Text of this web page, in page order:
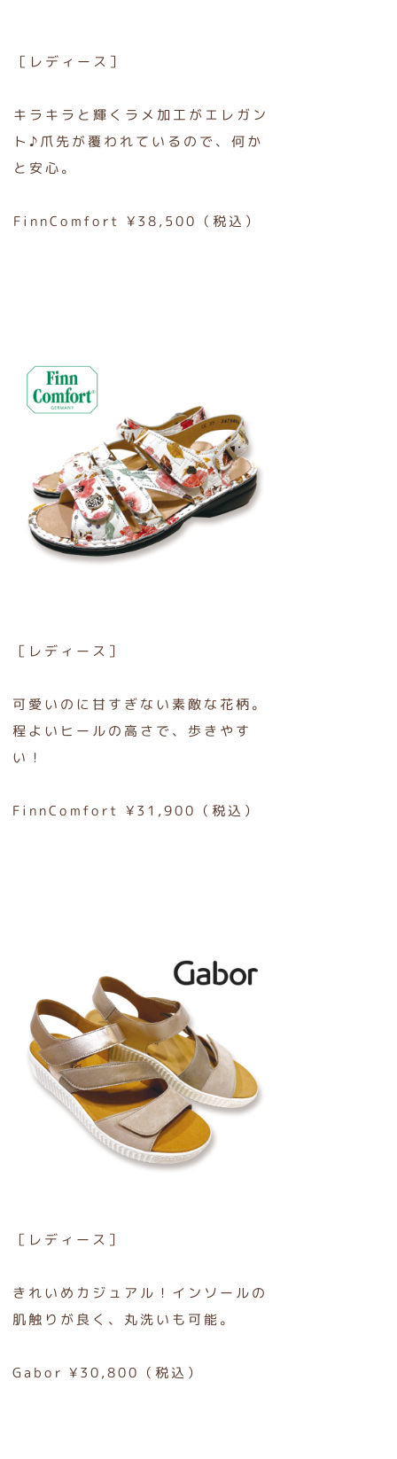
［レディース］
キラキラと輝くラメ加工がエレガン
ト♪爪先が覆われているので、何か
と安心。
FinnComfort ¥38,500（税込）
［レディース］
可愛いのに甘すぎない素敵な花柄。
程よいヒールの高さで、歩きやす
い！
FinnComfort ¥31,900（税込）
［レディース］
きれいめカジュアル！インソールの
肌触りが良く、丸洗いも可能。
Gabor ¥30,800（税込）